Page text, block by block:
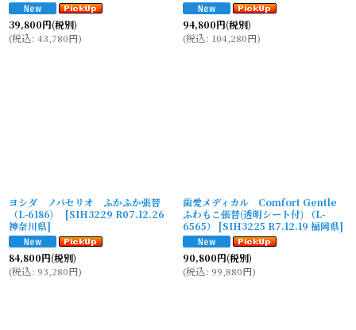
39,800円(税別)
(税込: 43,780円)
94,800円(税別)
(税込: 104,280円)
ヨシダ ノバセリオ ふかふか張替
（L-6186)
[SIH3229 R07.12.26
神奈川県]
84,800円(税別)
(税込: 93,280円)
歯愛メディカル Comfort Gentle
ふわもこ張替(透明シート付) （L-
6565）
[SIH3225 R7.12.19 福岡県]
90,800円(税別)
(税込: 99,880円)